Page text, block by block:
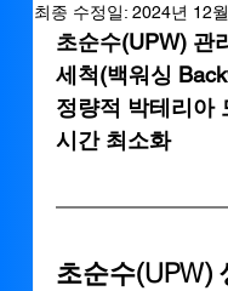
최종 수정일: 2024년 12
초순수(UPW) 관
세척(백워싱
정량적 박테리아
시간 최소화
초순수(UPW)